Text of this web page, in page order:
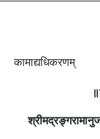
कामाद्यधिकरणम्